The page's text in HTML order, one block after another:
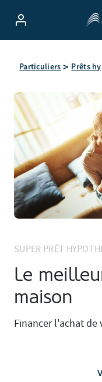
Particuliers Prêts
SUPER PRÊT
Le
maison
Financer l'achat de